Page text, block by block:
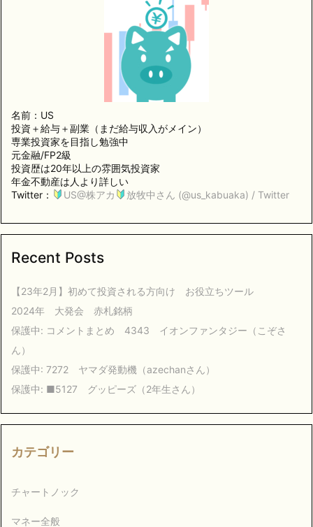
名前：US
投資＋給与＋副業（まだ給与収入がメイン）
専業投資家を目指し勉強中
元金融/FP2級
投資歴は20年以上の雰囲気投資家
年金不動産は人より詳しい
Twitter：
US@株アカ 放牧中さん (@us_kabuaka) / Twitter
Recent Posts
【23年2月】初めて投資される方向け お役立ちツール
2024年 大発会 赤札銘柄
保護中: コメントまとめ 4343 イオンファンタジー（こぞさ
ん）
保護中: 7272 ヤマダ発動機（azechanさん）
保護中: ■5127 グッピーズ（2年生さん）
カテゴリー
チャートノック
マネー全般